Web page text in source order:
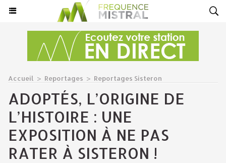
Accueil > Reportages > Reportages Sisteron
ADOPTÉS, L’ORIGINE DE
L’HISTOIRE : UNE
EXPOSITION À NE PAS
RATER À SISTERON !